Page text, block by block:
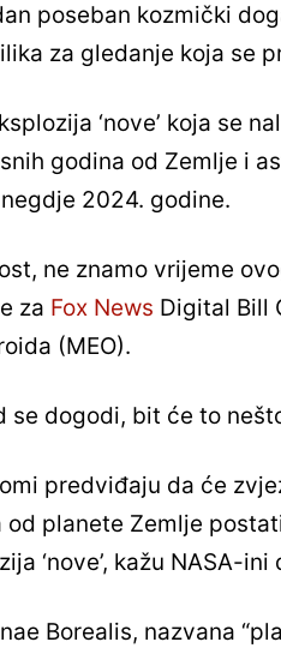
poseban kozmički
za gledanje koja se
‘nove’ koja se
godina od Zemlje i
negdje 2024. godine.
ne znamo vrijeme
za Fox News Digital Bill
(MEO).
se dogodi, bit će to
predviđaju da će
od planete Zemlje
‘nove’, kažu NASA-
Borealis, nazvana